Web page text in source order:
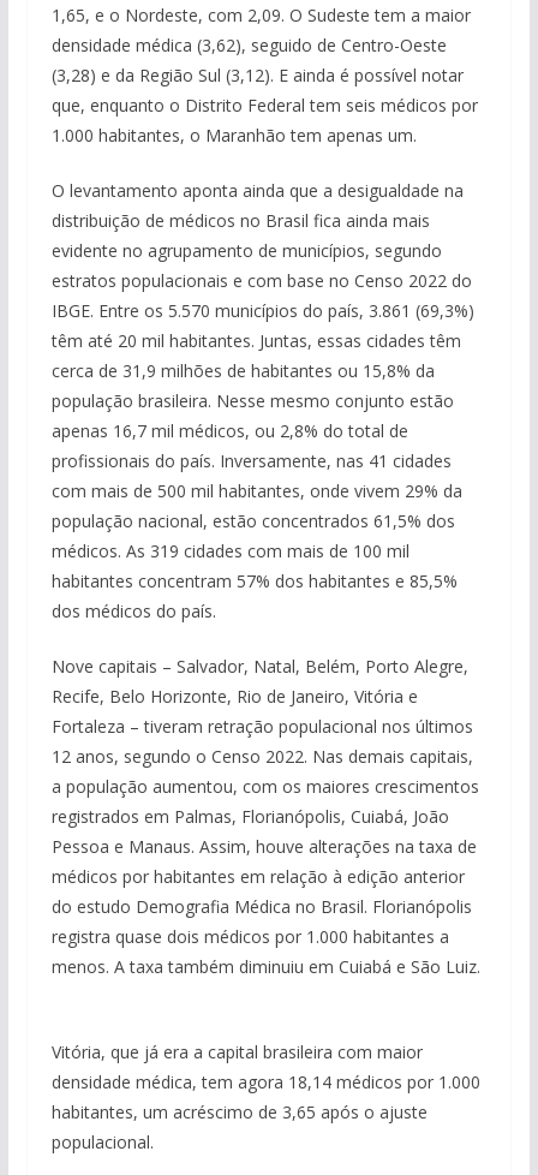
1,65, e o Nordeste, com 2,09. O Sudeste tem a maior
densidade médica (3,62), seguido de Centro-Oeste
(3,28) e da Região Sul (3,12). E ainda é possível notar
que, enquanto o Distrito Federal tem seis médicos por
1.000 habitantes, o Maranhão tem apenas um.
O levantamento aponta ainda que a desigualdade na
distribuição de médicos no Brasil fica ainda mais
evidente no agrupamento de municípios, segundo
estratos populacionais e com base no Censo 2022 do
IBGE. Entre os 5.570 municípios do país, 3.861 (69,3%)
têm até 20 mil habitantes. Juntas, essas cidades têm
cerca de 31,9 milhões de habitantes ou 15,8% da
população brasileira. Nesse mesmo conjunto estão
apenas 16,7 mil médicos, ou 2,8% do total de
profissionais do país. Inversamente, nas 41 cidades
com mais de 500 mil habitantes, onde vivem 29% da
população nacional, estão concentrados 61,5% dos
médicos. As 319 cidades com mais de 100 mil
habitantes concentram 57% dos habitantes e 85,5%
dos médicos do país.
Nove capitais – Salvador, Natal, Belém, Porto Alegre,
Recife, Belo Horizonte, Rio de Janeiro, Vitória e
Fortaleza – tiveram retração populacional nos últimos
12 anos, segundo o Censo 2022. Nas demais capitais,
a população aumentou, com os maiores crescimentos
registrados em Palmas, Florianópolis, Cuiabá, João
Pessoa e Manaus. Assim, houve alterações na taxa de
médicos por habitantes em relação à edição anterior
do estudo Demografia Médica no Brasil. Florianópolis
registra quase dois médicos por 1.000 habitantes a
menos. A taxa também diminuiu em Cuiabá e São Luiz.
Vitória, que já era a capital brasileira com maior
densidade médica, tem agora 18,14 médicos por 1.000
habitantes, um acréscimo de 3,65 após o ajuste
populacional.